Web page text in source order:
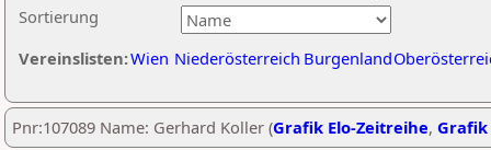
Sortierung
Vereinslisten:Wien Niederösterreich Burgenland
Pnr:107089 Name: Gerhard Koller (Grafik Elo-Zeitreihe, Grafik